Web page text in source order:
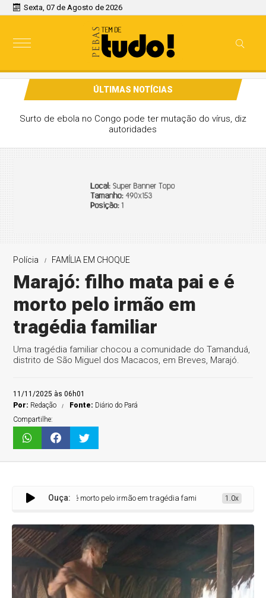
Sexta, 07 de Agosto de 2026
ÚLTIMAS NOTÍCIAS
Surto de ebola no Congo pode ter mutação do vírus, diz
autoridades
Polícia FAMÍLIA EM CHOQUE
Marajó: filho mata pai e é
morto pelo irmão em
tragédia familiar
Uma tragédia familiar chocou a comunidade do Tamanduá,
distrito de São Miguel dos Macacos, em Breves, Marajó.
11/11/2025 às 06h01
Por: Redação Fonte: Diário do Pará
Compartilhe:
Ouça:
filho mata pai e é morto pelo irmão em tragédia familiar 1.0x